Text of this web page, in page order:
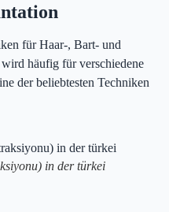
für Haar-, Bart- und
häufig für verschiedene
der beliebtesten Techniken
in der türkei